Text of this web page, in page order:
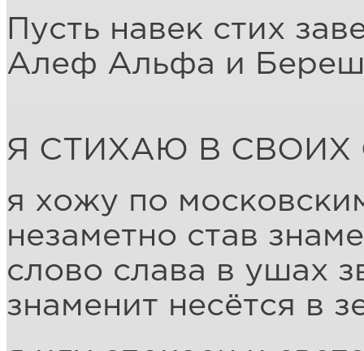
Пусть навек стих
Алеф Альфа и
Я СТИХАЮ В СВОИХ
я хожу по
незаметно став
слово слава в ушах
знаменит несётся в